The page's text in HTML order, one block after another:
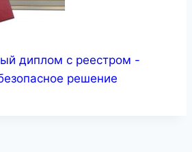
диплом с реестром -
решение